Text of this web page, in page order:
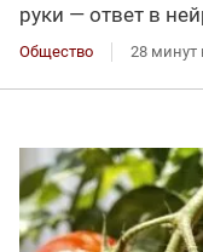
руки — ответ в
Общество 28 минут